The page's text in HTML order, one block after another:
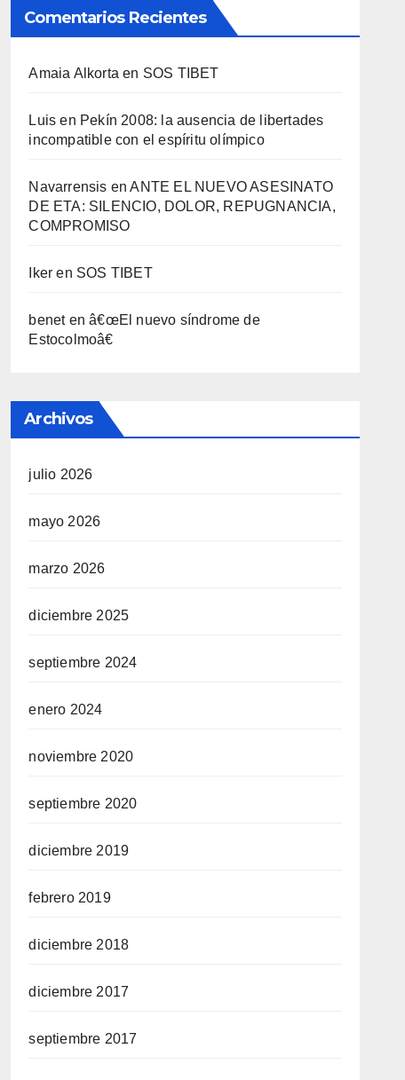
Comentarios Recientes
Amaia Alkorta en SOS TIBET
Luis en Pekí­n 2008: la ausencia de libertades
incompatible con el espí­ritu olí­mpico
Navarrensis enANTE EL NUEVO ASESINATO
DE ETA: SILENCIO, DOLOR, REPUGNANCIA,
COMPROMISO
Iker en SOS TIBET
benetenâ€œEl nuevo sí­ndrome de
Estocolmoâ€
Archivos
julio 2026
mayo 2026
marzo 2026
diciembre 2025
septiembre 2024
enero 2024
noviembre 2020
septiembre 2020
diciembre 2019
febrero 2019
diciembre 2018
diciembre 2017
septiembre 2017